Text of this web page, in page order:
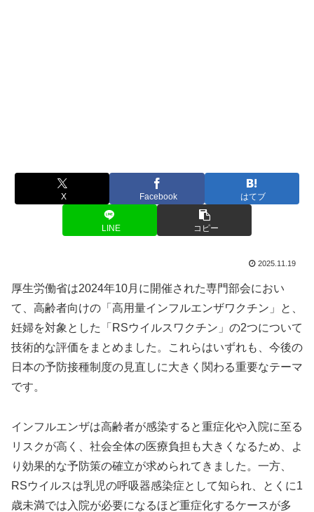
X Facebook はてブ
LINE コピー
2025.11.19
厚生労働省は2024年10月に開催された専門部会におい
て、高齢者向けの「高用量インフルエンザワクチン」と、
妊婦を対象とした「RSウイルスワクチン」の2つについて
技術的な評価をまとめました。これらはいずれも、今後の
日本の予防接種制度の見直しに大きく関わる重要なテーマ
です。
インフルエンザは高齢者が感染すると重症化や入院に至る
リスクが高く、社会全体の医療負担も大きくなるため、よ
り効果的な予防策の確立が求められてきました。一方、
RSウイルスは乳児の呼吸器感染症として知られ、とくに1
歳未満では入院が必要になるほど重症化するケースが多